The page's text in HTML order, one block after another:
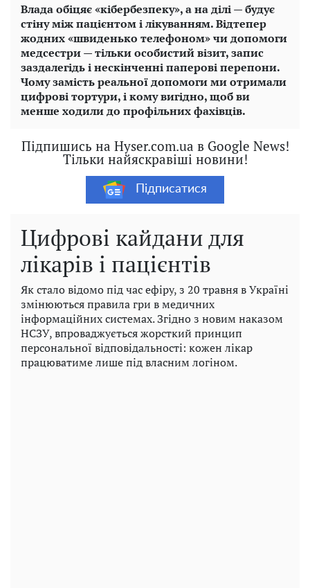
Влада обіцяє «кібербезпеку», а на ділі — будує
стіну між пацієнтом і лікуванням. Відтепер
жодних «швиденько телефоном» чи допомоги
медсестри — тільки особистий візит, запис
заздалегідь і нескінченні паперові перепони.
Чому замість реальної допомоги ми отримали
цифрові тортури, і кому вигідно, щоб ви
менше ходили до профільних фахівців.
Підпишись на Hyser.com.ua в Google News!
Тільки найяскравіші новини!
Підписатися
Цифрові кайдани для
лікарів і пацієнтів
Як стало відомо під час ефіру, з 20 травня в Україні
змінюються правила гри в медичних
інформаційних системах. Згідно з новим наказом
НСЗУ, впроваджується жорсткий принцип
персональної відповідальності: кожен лікар
працюватиме лише під власним логіном.